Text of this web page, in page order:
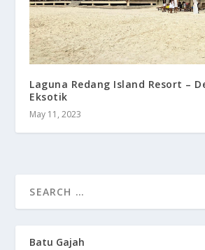
Laguna Redang Island Resort –
Eksotik
May 11, 2023
Batu Gajah